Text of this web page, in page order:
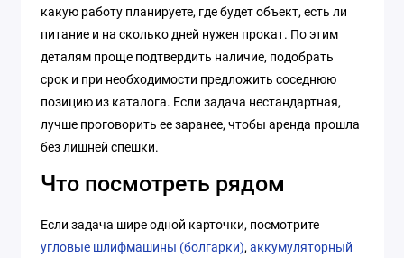
какую работу планируете, где будет объект, есть ли
питание и на сколько дней нужен прокат. По этим
деталям проще подтвердить наличие, подобрать
срок и при необходимости предложить соседнюю
позицию из каталога. Если задача нестандартная,
лучше проговорить ее заранее, чтобы аренда прошла
без лишней спешки.
Что посмотреть рядом
Если задача шире одной карточки, посмотрите
угловые шлифмашины (болгарки),аккумуляторный